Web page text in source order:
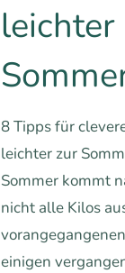
leichter
8 Tipps für
leichter zur
Sommer kommt
nicht alle Kilos
einigen